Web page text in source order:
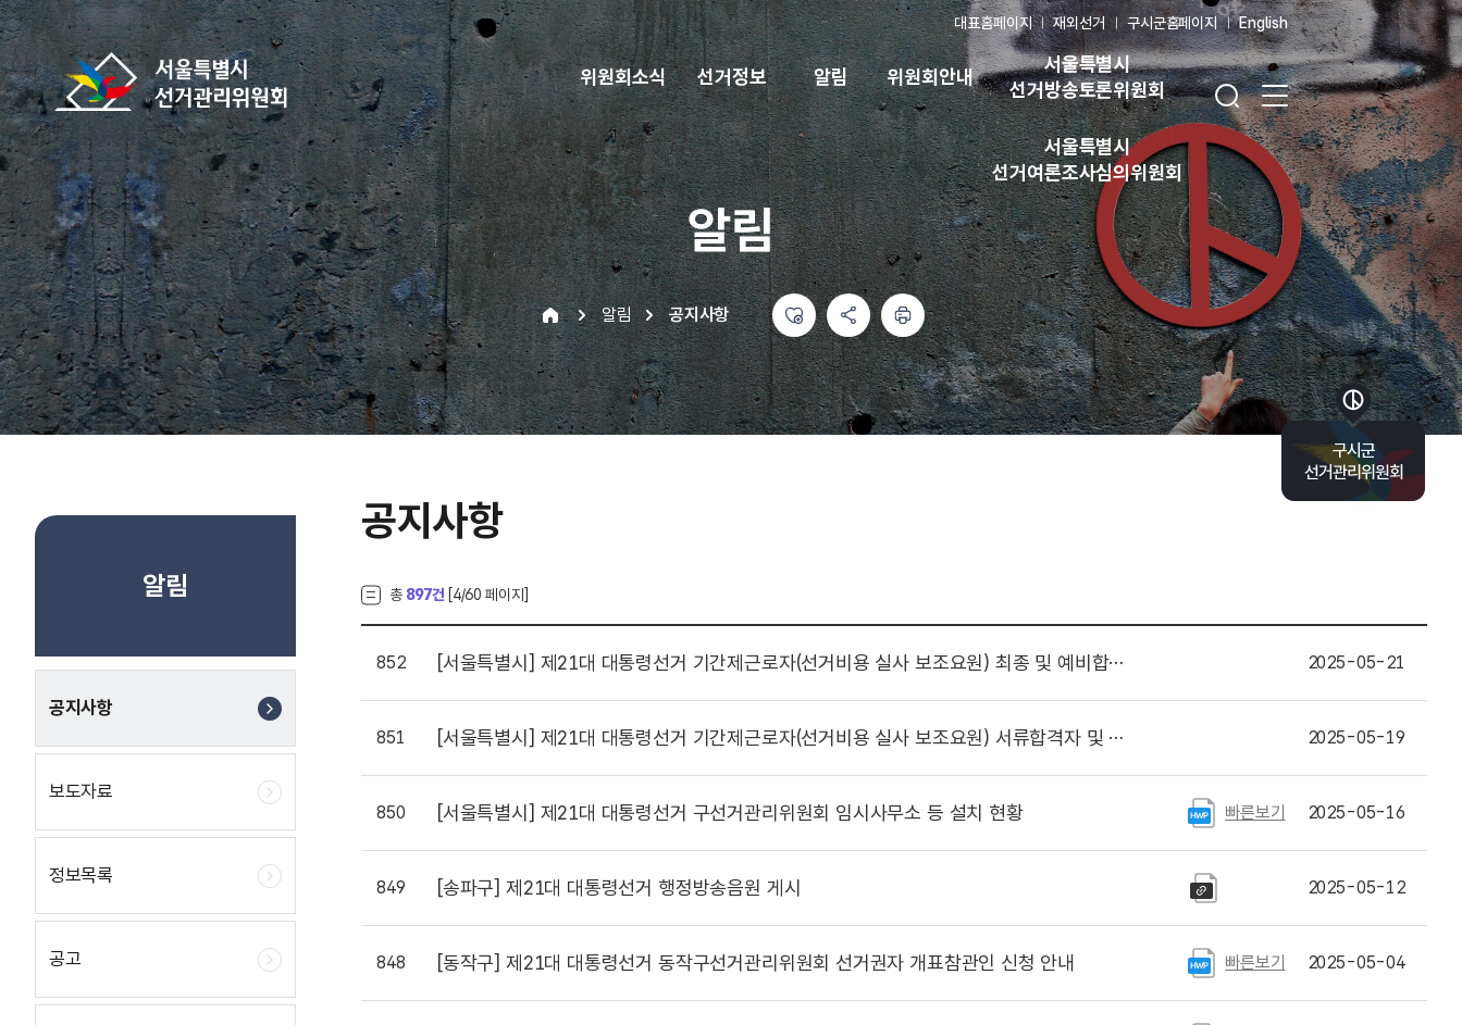
바로가기 메뉴
대표홈페이지 재외선거 구시군홈페이지 English
위원회소식 선거정보 알림 위원회안내
서울특별시
선거방송토론위원회
서울특별시
선거여론조사심의위원회
알림
알림 공지사항
알림
공지사항
보도자료
정보목록
공고
공지사항
총 897건 [4/60 페이지]
852 [서울특별시] 제21대 대통령선거 기간제근로자(선거비용 실사 보조요원) 최종 및 예비합격자 명단 등 게시 2025-05-21
851 [서울특별시] 제21대 대통령선거 기간제근로자(선거비용 실사 보조요원) 서류합격자 및 면접전형 일정 등 안내 2025-05-19
850 [서울특별시] 제21대 대통령선거 구선거관리위원회 임시사무소 등 설치 현황 빠른보기 2025-05-16
849 [송파구] 제21대 대통령선거 행정방송음원 게시 2025-05-12
848 [동작구] 제21대 대통령선거 동작구선거관리위원회 선거권자 개표참관인 신청 안내 빠른보기 2025-05-04
구시군
선거관리위원회
바로가기 목록 열기